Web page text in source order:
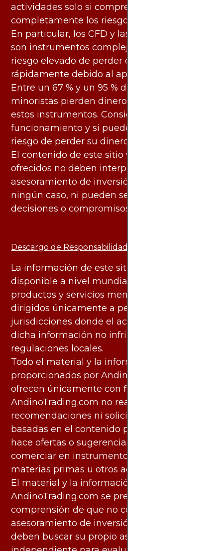
actividades solo si comprende
completamente los riesgos asociados.
En particular, los CFD y las criptomonedas
son instrumentos complejos y conllevan un
riesgo elevado de perder dinero
rápidamente debido al apalancamiento.
Entre un 67 % y un 95 % de los inversores
minoristas pierden dinero al negociar con
estos instrumentos. Considere si entiende su
funcionamiento y si puede asumir el alto
riesgo de perder su dinero.
El contenido de este sitio web y los servicios
ofrecidos no deben interpretarse como
asesoramiento de inversión ni financiero en
ningún caso, ni pueden servir de base para
decisiones o compromisos de ningún tipo.
Descargo de Responsabilidad:
La información de este sitio web está
disponible a nivel mundial. Sin embargo, los
productos y servicios mencionados están
dirigidos únicamente a personas en
jurisdicciones donde el acceso y uso de
dicha información no infringe leyes o
regulaciones locales.
Todo el material y la información
proporcionados por AndinoTrading.com se
ofrecen únicamente con fines informativos.
AndinoTrading.com no realiza
recomendaciones ni solicita acciones
basadas en el contenido proporcionado, ni
hace ofertas o sugerencias para invertir o
comerciar en instrumentos financieros,
materias primas u otros activos.
El material y la información disponibles en
AndinoTrading.com se presentan con la
comprensión de que no constituyen
asesoramiento de inversión. Los usuarios
deben buscar su propio asesoramiento